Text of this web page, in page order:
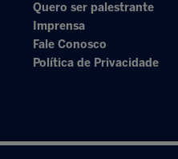
Quero ser palestrante
Imprensa
Fale Conosco
Política de Privacidade